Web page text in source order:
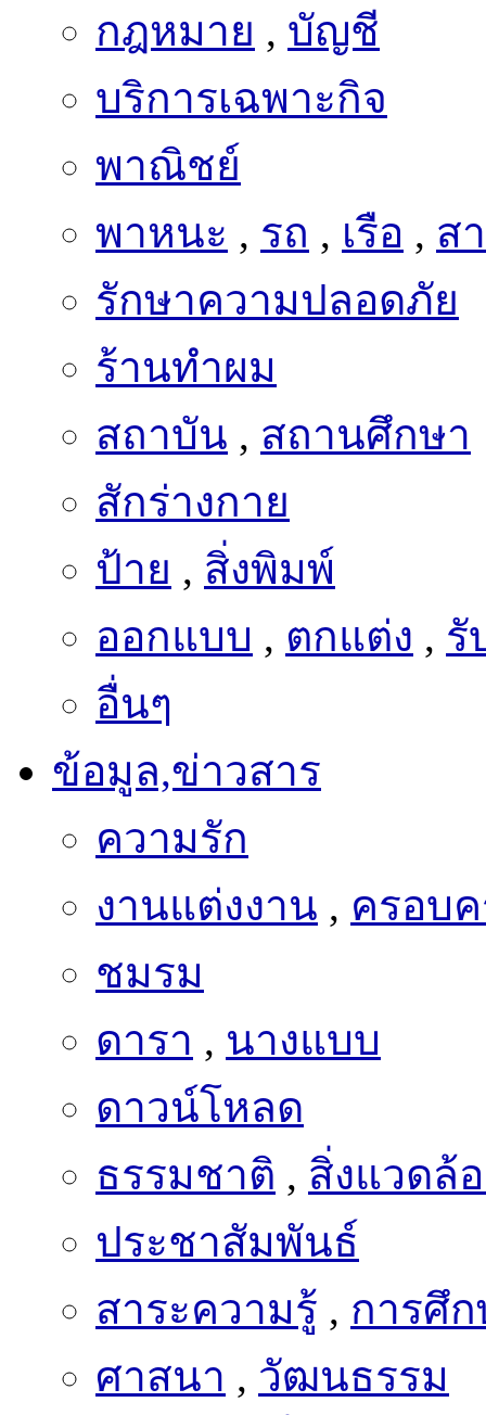
กฎหมาย , บัญชี
บริการเฉพาะกิจ
พาณิชย์
พาหนะ , รถ , เรือ , ส
รักษาความปลอดภัย
ร้านทำผม
สถาบัน , สถานศึกษา
สักร่างกาย
ป้าย , สิ่งพิมพ์
ออกแบบ , ตกแต่ง , รั
อื่นๆ
ข้อมูล,ข่าวสาร
ความรัก
งานแต่งงาน , ครอบ
ชมรม
ดารา , นางแบบ
ดาวน์โหลด
ธรรมชาติ , สิ่งแวดล้
ประชาสัมพันธ์
สาระความรู้ , การศึ
ศาสนา , วัฒนธรรม